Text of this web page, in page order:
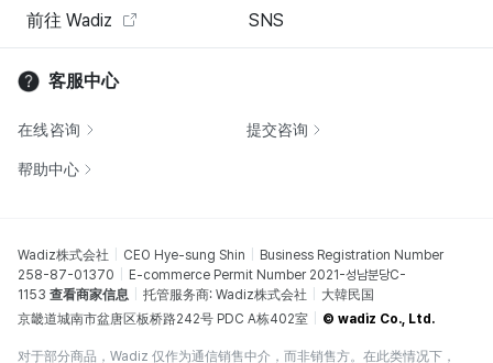
前往 Wadiz
SNS
客服中心
在线咨询 提交咨询
帮助中心
Wadiz株式会社 CEO Hye-sung Shin
Business Registration Number
258-87-01370
E-commerce Permit Number 2021-성남분당C-
1153 查看商家信息 托管服务商: Wadiz株式会社
大韓民国
京畿道城南市盆唐区板桥路242号 PDC A栋402室
© wadiz Co., Ltd.
对于部分商品，Wadiz 仅作为通信销售中介，而非销售方。在此类情况下，